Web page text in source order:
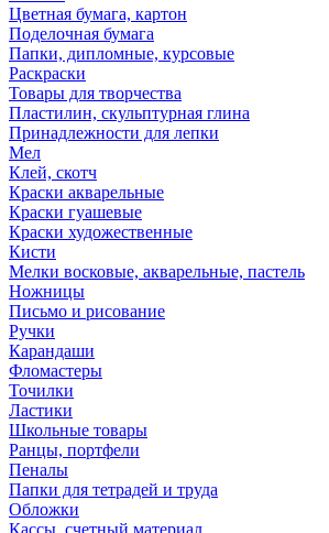
Цветная бумага, картон
Поделочная бумага
Папки, дипломные, курсовые
Раскраски
Товары для творчества
Пластилин, скульптурная глина
Принадлежности для лепки
Мел
Клей, скотч
Краски акварельные
Краски гуашевые
Краски художественные
Кисти
Мелки восковые, акварельные, пастель
Ножницы
Письмо и рисование
Ручки
Карандаши
Фломастеры
Точилки
Ластики
Школьные товары
Ранцы, портфели
Пеналы
Папки для тетрадей и труда
Обложки
Кассы, счетный материал